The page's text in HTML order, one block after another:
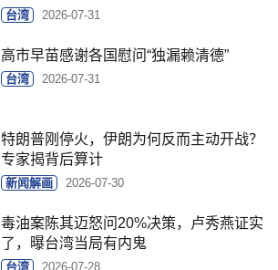
台湾 2026-07-31
高市早苗感谢各国慰问“独漏赖清德”
台湾 2026-07-31
特朗普刚停火，伊朗为何反而主动开战？
专家揭背后算计
新闻解画 2026-07-30
毒油案陈其迈怒问20%决策，卢秀燕证实
了，曝台湾当局有内鬼
台湾 2026-07-28